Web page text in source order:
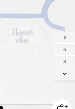
5
6
8
10